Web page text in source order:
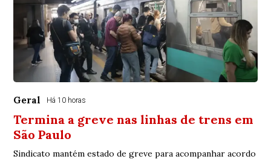
Geral Há 10 horas
Termina a greve nas linhas de trens em
São Paulo
Sindicato mantém estado de greve para acompanhar acordo